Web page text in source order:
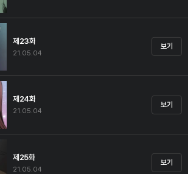
제23화
21.05.04
보기
제24화
21.05.04
보기
제25화
21.05.04
보기